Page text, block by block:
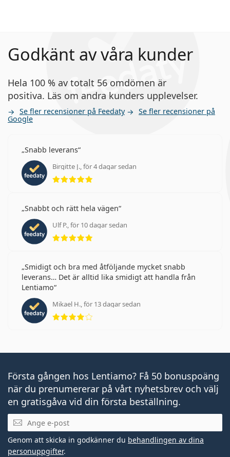
Godkänt av våra kunder
Hela 100 % av totalt 56 omdömen är
positiva. Läs om andra kunders upplevelser.
Se fler recensioner på Feedaty Se fler recensioner på
Google
Snabb leverans
Birgitte J., för 4 dagar sedan
Betyg 5 av 5
Snabbt och rätt hela vägen
Ulf P., för 10 dagar sedan
Betyg 5 av 5
Smidigt och bra med åtföljande mycket snabb
leverans… Det är alltid lika smidigt att handla från
Lentiamo
Mikael H., för 13 dagar sedan
Betyg 4 av 5
Första gången hos Lentiamo? Få 50 bonuspoäng
när du prenumererar på vårt nyhetsbrev och välj
en gratisgåva vid din första beställning.
Mejladress
Genom att skicka in godkänner du behandlingen av dina
personuppgifter.